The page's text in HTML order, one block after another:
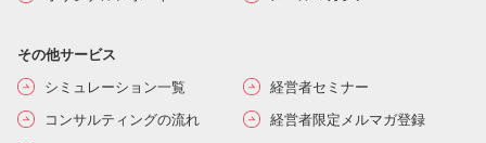
その他サービス
シミュレーション一覧
経営者セミナー
コンサルティングの流れ
経営者限定メルマガ登録